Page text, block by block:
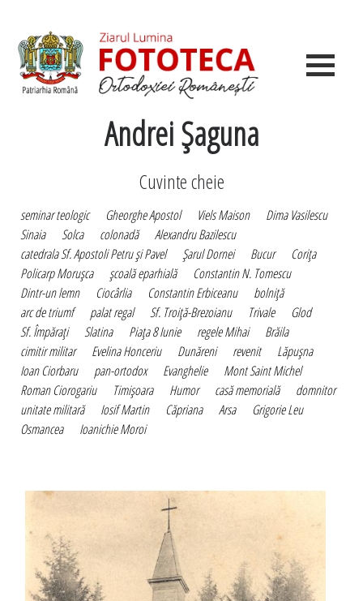
Andrei Şaguna
Cuvinte cheie
seminar teologic Gheorghe Apostol Viels Maison
Dima Vasilescu
Sinaia
Solca colonadă
Alexandru Bazilescu
catedrala Sf. Apostoli Petru şi Pavel
Şarul Dornei Bucur
Coriţa
Policarp Moruşca
şcoală eparhială
Constantin N. Tomescu
Dintr-un lemn
Ciocârlia Constantin Erbiceanu
bolniţă
arc de triumf
palat regal Sf. Troiţă-Brezoianu Trivale
Glod
Sf. Împăraţi
Slatina Piaţa 8 Iunie regele Mihai
Brăila
cimitir militar
Evelina Honceriu Dunăreni revenit
Lăpuşna
Ioan Ciorbaru
pan-ortodox Evanghelie
Mont Saint Michel
Roman Ciorogariu
Timişoara Humor casă memorială
domnitor
unitate militară
Iosif Martin Căpriana Arsa
Grigorie Leu
Osmancea
Ioanichie Moroi